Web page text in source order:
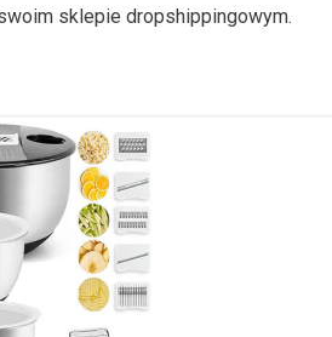
sklepie dropshippingowym.